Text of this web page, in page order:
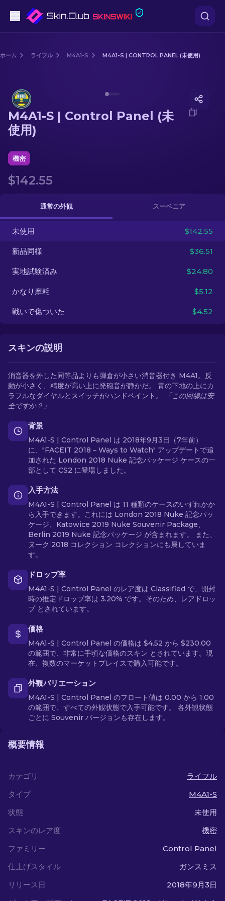
ライフル
スナイパーライフル
その他
JA
ホーム ライフル M4A1-S M4A1-S | CONTROL PANEL (未使用)
M4A1-S | Control Panel (未
使用)
機密
$142.55
通常の外観 スーベニア
未使用 $142.55
新品同様 $36.51
実地試験済み $24.80
かなり摩耗 $5.12
戦いで傷ついた $4.52
スキンの説明
消音器を外した同等品よりも弾倉が小さい消音器付き M4A1。反
動が小さく、精度が高い上に発砲音が静かだ。 青の下地の上にカ
ラフルなダイヤルとスイッチがハンドペイント。
「この回線は安
全ですか？」
背景
M4A1-S | Control Panel は 2018年9月3日（7年前）
に、"FACEIT 2018 – Ways to Watch" アップデートで追
加された London 2018 Nuke 記念パッケージ ケースの一
部として CS2 に登場しました。
入手方法
M4A1-S | Control Panel は 11 種類のケースのいずれかか
ら入手できます。これには London 2018 Nuke 記念パッ
ケージ、Katowice 2019 Nuke Souvenir Package、
Berlin 2019 Nuke 記念パッケージ が含まれます。 また、
ヌーク 2018 コレクション コレクションにも属していま
す。
ドロップ率
M4A1-S | Control Panel のレア度は Classified で、開封
時の推定ドロップ率は 3.20% です。そのため、レアドロッ
プ とされています。
価格
M4A1-S | Control Panel の価格は $4.52 から $230.00
の範囲で、非常に手頃な価格のスキン とされています。現
在、複数のマーケットプレイスで購入可能です。
外観バリエーション
M4A1-S | Control Panel のフロート値は 0.00 から 1.00
の範囲で、すべての外観状態で入手可能です。 各外観状態
ごとに Souvenir バージョンも存在します。
概要情報
カテゴリ
ライフル
タイプ
M4A1-S
状態
未使用
スキンのレア度
機密
ファミリー
Control Panel
仕上げスタイル
ガンスミス
リリース日
2018年9月3日